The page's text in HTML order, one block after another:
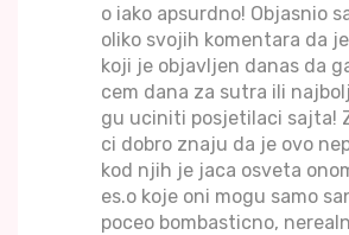
o iako apsurdno! Objasnio
oliko svojih komentara da
koji je objavljen danas da
cem dana za sutra ili
gu uciniti posjetilaci sajta!
ci dobro znaju da je ovo
kod njih je jaca osveta
es.o koje oni mogu samo
poceo bombasticno,